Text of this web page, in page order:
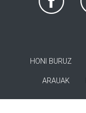
HONI BURUZ
ARAUAK